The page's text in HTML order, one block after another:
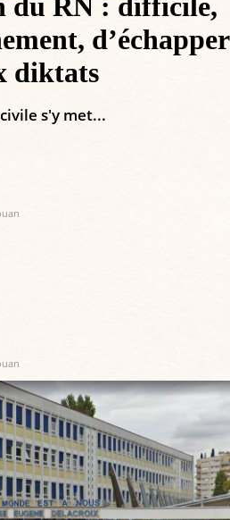
du RN : difficile,
d’échapper
diktats
s'y met...